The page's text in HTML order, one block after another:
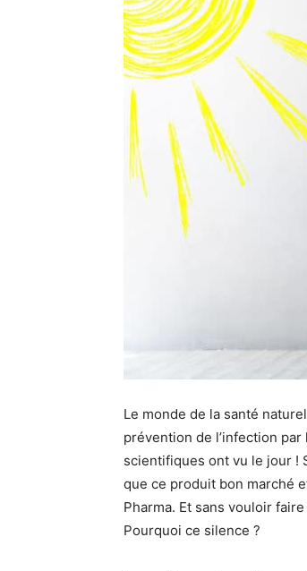
Le monde de la santé
prévention de l’infection
scientifiques ont vu le jour !
que ce produit bon marché
Pharma. Et sans vouloir
Pourquoi ce silence ?